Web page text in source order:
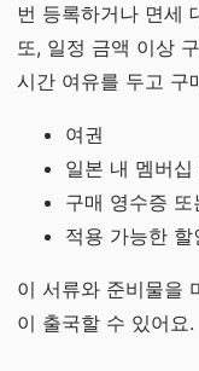
번 등록하거나 면세
또, 일정 금액 이상
시간 여유를 두고 구
여권
일본 내 멤버
구매 영수증
적용 가능한
이 서류와 준비물을
이 출국할 수 있어요.